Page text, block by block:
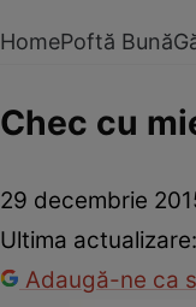
HomePoftă Bună
Chec cu
29 decembrie
Ultima actualizare:
Adaugă-ne ca